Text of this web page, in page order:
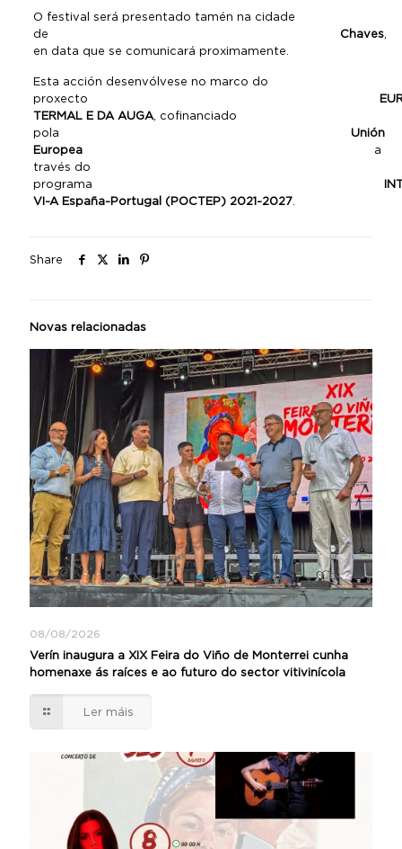
O festival será presentado tamén na cidade
de Chaves,
en data que se comunicará proximamente.
Esta acción desenvólvese no marco do
proxecto
TERMAL E DA AUGA, cofinanciado
pola Unión
Europeaa
través do
programa
VI-A España-Portugal (POCTEP) 2021-2027.
Share
Novas relacionadas
08/08/2026
Verín inaugura a XIX Feira do Viño de Monterrei cunha
homenaxe ás raíces e ao futuro do sector vitivinícola
Ler máis